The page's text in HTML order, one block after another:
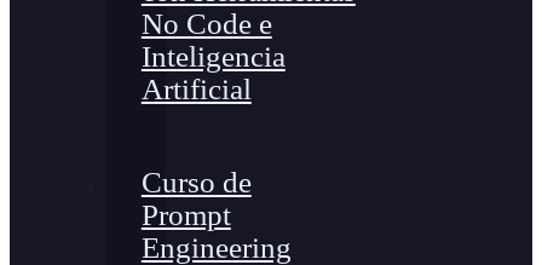
No Code e
Inteligencia
Artificial
Curso de
Prompt
Engineering